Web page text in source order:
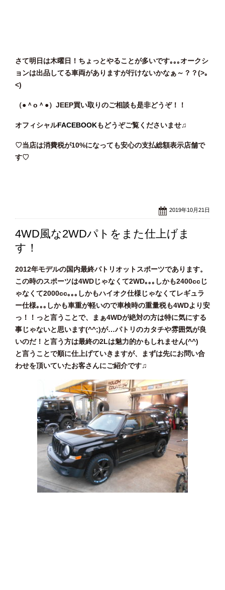
さて明日は木曜日！ちょっとやることが多いです｡｡｡オークシ
ョンは出品してる車両がありますが行けないかなぁ～？？(>｡
<)
（●＾o ＾●）JEEP買い取りのご相談も是非どうぞ！！
オフィシャルFACEBOOKもどうぞご覧くださいませ♫
♡当店は消費税が10%になっても安心の支払総額表示店舗で
す♡
2019年10月21日
4WD風な2WDパトをまた仕上げま
す！
2012年モデルの国内最終パトリオットスポーツであります。
この時のスポーツは4WDじゃなくて2WD｡｡｡しかも2400ccじ
ゃなくて2000cc｡｡｡しかもハイオク仕様じゃなくてレギュラ
ー仕様｡｡｡しかも車重が軽いので車検時の重量税も4WDより安
っ！！っと言うことで、まぁ4WDが絶対の方は特に気にする
事じゃないと思います(^^;)が…パトリのカタチや雰囲気が良
いのだ！と言う方は最終の2Lは魅力的かもしれません(^^)
と言うことで順に仕上げていきますが、まずは先にお問い合
わせを頂いていたお客さんにご紹介です♫